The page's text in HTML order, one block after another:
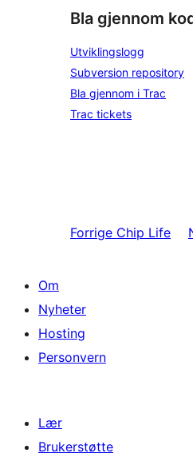
Bla gjennom
Utviklingslogg
Subversion repository
Bla gjennom i Trac
Trac tickets
Forrige Chip Life
Om
Nyheter
Hosting
Personvern
Lær
Brukerstøtte